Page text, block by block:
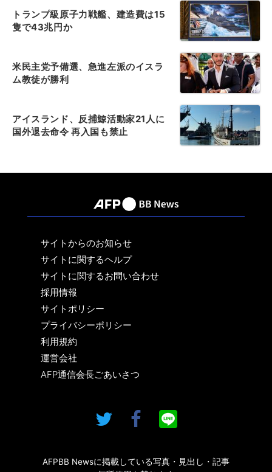
トランプ級原子力戦艦、建造費は15
隻で43兆円か
米民主党予備選、急進左派のイスラ
ム教徒が勝利
アイスランド、反捕鯨活動家21人に
国外退去命令 再入国も禁止
サイトからのお知らせ
サイトに関するヘルプ
サイトに関するお問い合わせ
採用情報
サイトポリシー
プライバシーポリシー
利用規約
運営会社
AFP通信会長ごあいさつ
AFPBB Newsに掲載している写真・見出し・記事